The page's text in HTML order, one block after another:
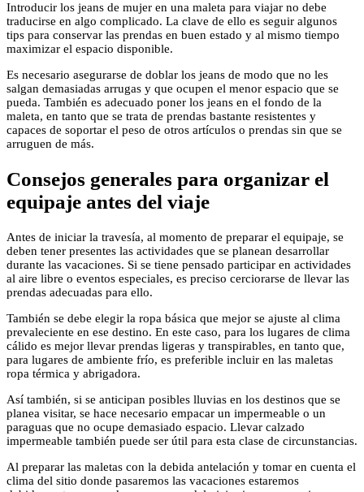
Introducir los jeans de mujer en una maleta para viajar no debe
traducirse en algo complicado. La clave de ello es seguir algunos
tips para conservar las prendas en buen estado y al mismo tiempo
maximizar el espacio disponible.
Es necesario asegurarse de doblar los jeans de modo que no les
salgan demasiadas arrugas y que ocupen el menor espacio que se
pueda. También es adecuado poner los jeans en el fondo de la
maleta, en tanto que se trata de prendas bastante resistentes y
capaces de soportar el peso de otros artículos o prendas sin que se
arruguen de más.
Consejos generales para organizar el
equipaje antes del viaje
Antes de iniciar la travesía, al momento de preparar el equipaje, se
deben tener presentes las actividades que se planean desarrollar
durante las vacaciones. Si se tiene pensado participar en actividades
al aire libre o eventos especiales, es preciso cerciorarse de llevar las
prendas adecuadas para ello.
También se debe elegir la ropa básica que mejor se ajuste al clima
prevaleciente en ese destino. En este caso, para los lugares de clima
cálido es mejor llevar prendas ligeras y transpirables, en tanto que,
para lugares de ambiente frío, es preferible incluir en las maletas
ropa térmica y abrigadora.
Así también, si se anticipan posibles lluvias en los destinos que se
planea visitar, se hace necesario empacar un impermeable o un
paraguas que no ocupe demasiado espacio. Llevar calzado
impermeable también puede ser útil para esta clase de circunstancias.
Al preparar las maletas con la debida antelación y tomar en cuenta el
clima del sitio donde pasaremos las vacaciones estaremos